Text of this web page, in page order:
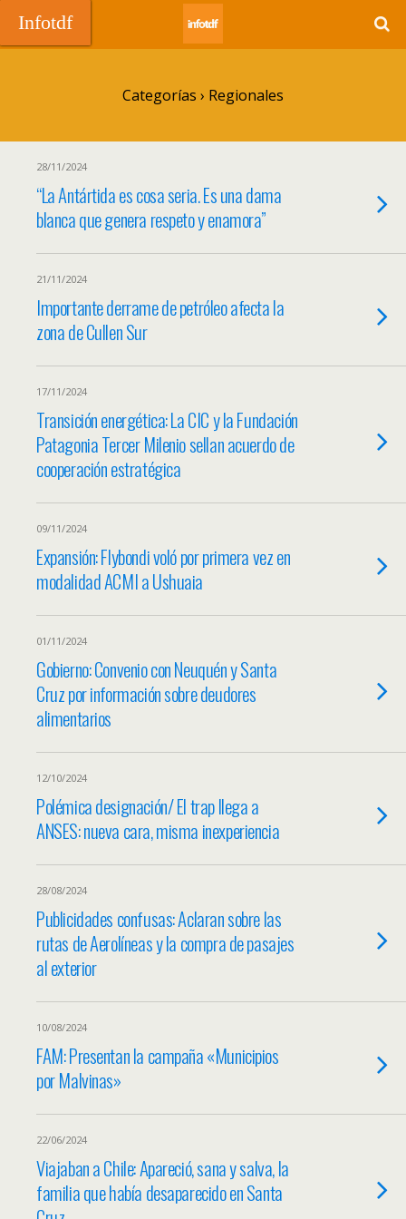
Categorías › Regionales
28/11/2024
“La Antártida es cosa seria. Es una dama
blanca que genera respeto y enamora”
21/11/2024
Importante derrame de petróleo afecta la
zona de Cullen Sur
17/11/2024
Transición energética: La CIC y la Fundación
Patagonia Tercer Milenio sellan acuerdo de
cooperación estratégica
09/11/2024
Expansión: Flybondi voló por primera vez en
modalidad ACMI a Ushuaia
01/11/2024
Gobierno: Convenio con Neuquén y Santa
Cruz por información sobre deudores
alimentarios
12/10/2024
Polémica designación/ El trap llega a
ANSES: nueva cara, misma inexperiencia
28/08/2024
Publicidades confusas: Aclaran sobre las
rutas de Aerolíneas y la compra de pasajes
al exterior
10/08/2024
FAM: Presentan la campaña «Municipios
por Malvinas»
22/06/2024
Viajaban a Chile: Apareció, sana y salva, la
familia que había desaparecido en Santa
Infotdf